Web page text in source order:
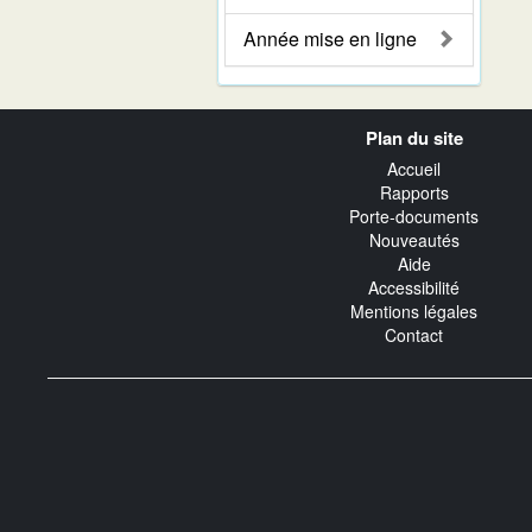
Année mise en ligne
Plan du site
Accueil
Rapports
Porte-documents
Nouveautés
Aide
Accessibilité
Mentions légales
Contact